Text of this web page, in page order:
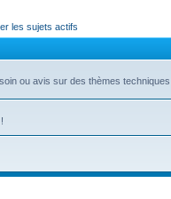
les sujets actifs
ou avis sur des thèmes